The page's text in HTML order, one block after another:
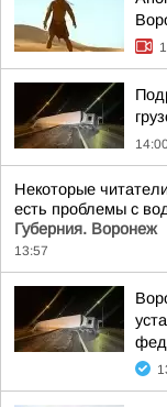
Некоторые
есть проблемы с
Губерния. Воронеж
13:57